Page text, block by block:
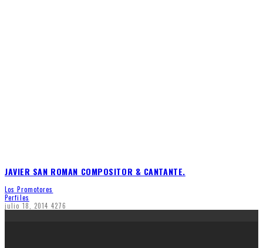
JAVIER SAN ROMAN COMPOSITOR & CANTANTE.
Los Promotores
Perfiles
julio 18, 2014 4276